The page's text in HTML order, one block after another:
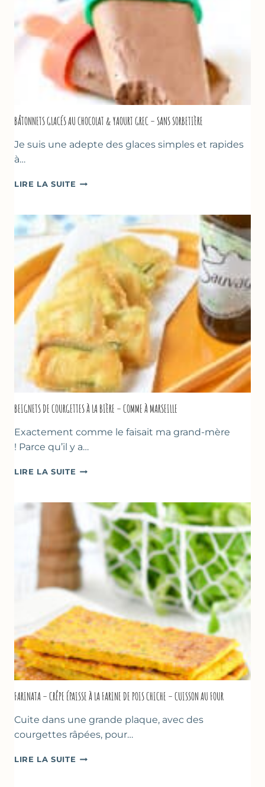
BÂTONNETS GLACÉS AU CHOCOLAT & YAOURT GREC – SANS SORBETIÈRE
Je suis une adepte des glaces simples et rapides
à…
LIRE LA SUITE BÂTONNETS
CHOCOLAT
YAOURT
GREC
–
SANS
SORBETIÈRE
BEIGNETS DE COURGETTES À LA BIÈRE – COMME À MARSEILLE
Exactement comme le faisait ma grand-mère
! Parce qu’il y a…
LIRE LA SUITE BEIGNETS
LA
BIÈRE
–
COMME
À
MARSEILLE
FARINATA – CRÊPE ÉPAISSE À LA FARINE DE POIS CHICHE – CUISSON AU FOUR
Cuite dans une grande plaque, avec des
courgettes râpées, pour…
LIRE LA SUITE FARINATA